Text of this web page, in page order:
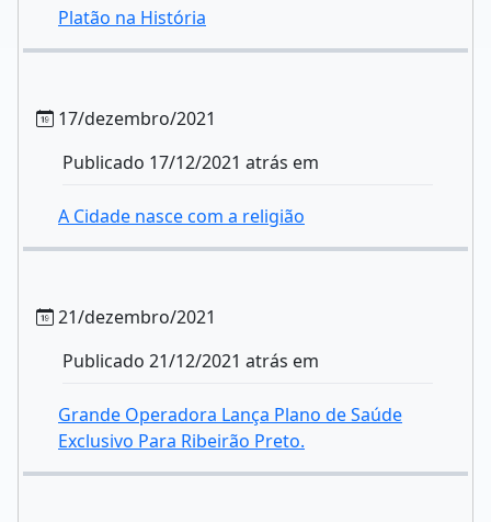
Platão na História
17/dezembro/2021
Publicado 17/12/2021 atrás em
A Cidade nasce com a religião
21/dezembro/2021
Publicado 21/12/2021 atrás em
Grande Operadora Lança Plano de Saúde
Exclusivo Para Ribeirão Preto.